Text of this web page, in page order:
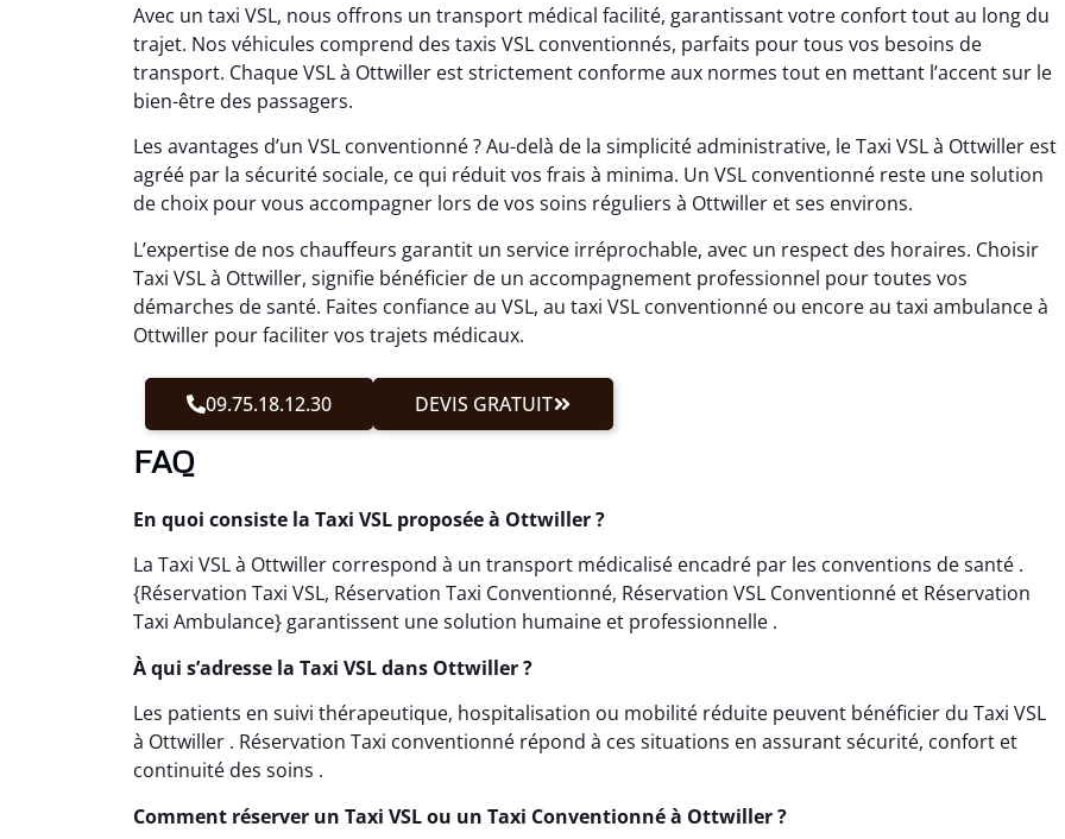
Avec un taxi VSL, nous offrons un transport médical facilité, garantissant votre confort tout au long du
trajet. Nos véhicules comprend des taxis VSL conventionnés, parfaits pour tous vos besoins de
transport. Chaque VSL à Ottwiller est strictement conforme aux normes tout en mettant l’accent sur le
bien-être des passagers.
Les avantages d’un VSL conventionné ? Au-delà de la simplicité administrative, le Taxi VSL à Ottwiller est
agréé par la sécurité sociale, ce qui réduit vos frais à minima. Un VSL conventionné reste une solution
de choix pour vous accompagner lors de vos soins réguliers à Ottwiller et ses environs.
L’expertise de nos chauffeurs garantit un service irréprochable, avec un respect des horaires. Choisir
Taxi VSL à Ottwiller, signifie bénéficier de un accompagnement professionnel pour toutes vos
démarches de santé. Faites confiance au VSL, au taxi VSL conventionné ou encore au taxi ambulance à
Ottwiller pour faciliter vos trajets médicaux.
09.75.18.12.30 DEVIS GRATUIT
FAQ
En quoi consiste la Taxi VSL proposée à Ottwiller ?
La Taxi VSL à Ottwiller correspond à un transport médicalisé encadré par les conventions de santé .
{Réservation Taxi VSL, Réservation Taxi Conventionné, Réservation VSL Conventionné et Réservation
Taxi Ambulance} garantissent une solution humaine et professionnelle .
À qui s’adresse la Taxi VSL dans Ottwiller ?
Les patients en suivi thérapeutique, hospitalisation ou mobilité réduite peuvent bénéficier du Taxi VSL
à Ottwiller . Réservation Taxi conventionné répond à ces situations en assurant sécurité, confort et
continuité des soins .
Comment réserver un Taxi VSL ou un Taxi Conventionné à Ottwiller ?